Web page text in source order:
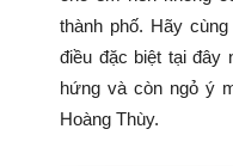
thành phố. Hãy
điều đặc biệt tại đây
hứng và còn ngỏ ý
Hoàng Thùy.